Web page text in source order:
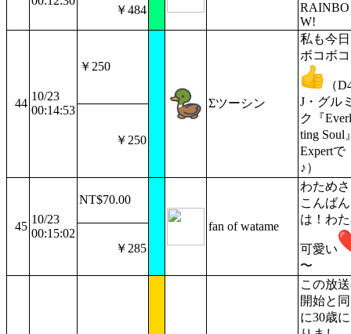
RAINBO
W!
￥484
44
10/23
00:14:53
￥250
Σツーシン
私も今
ボコボ
（
J・グル
ク『
ting Soul
Expertで
♪）
￥250
45
10/23
00:15:02
NT$70.00
fan of watame
わため
こんばん
は！わ
可愛い
〜
￥285
この放
開始と
に30歳